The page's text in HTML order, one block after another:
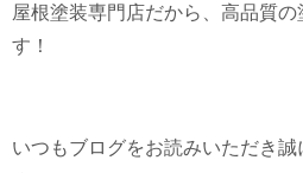
屋根塗装専門店だから、高品質の
す！
いつもブログをお読みいただき誠